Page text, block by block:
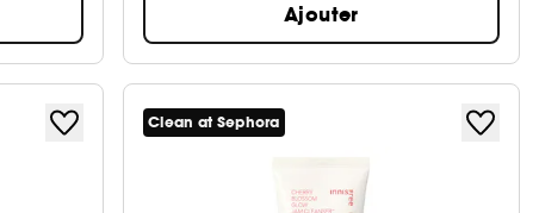
Ajouter
Clean at Sephora